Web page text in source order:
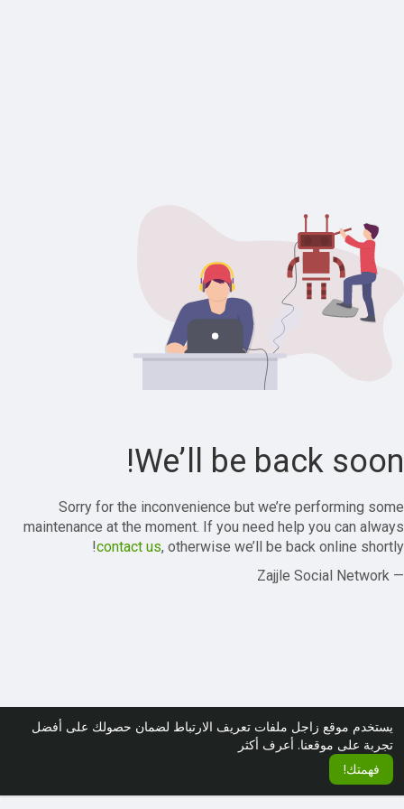
يستخدم موقع زاجل ملفات تعريف الارتباط لضمان حصولك على أفضل
تجربة على موقعنا. أعرف أكثر
فهمتك!
We’ll be back soon!
Sorry for the inconvenience but we’re performing some
maintenance at the moment. If you need help you can always
contact us, otherwise we’ll be back online shortly!
— Zajjle Social Network